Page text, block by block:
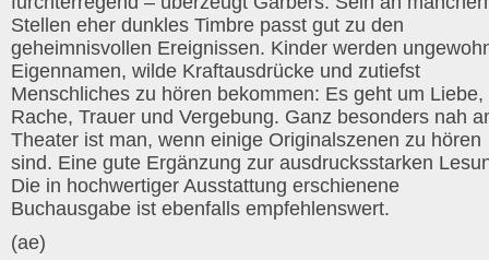
Stellen eher dunkles Timbre passt gut zu den
geheimnisvollen Ereignissen. Kinder werden
Eigennamen, wilde Kraftausdrücke und zutiefst
Menschliches zu hören bekommen: Es geht um Liebe,
Rache, Trauer und Vergebung. Ganz besonders nah
Theater ist man, wenn einige Originalszenen zu hören
sind. Eine gute Ergänzung zur ausdrucksstarken
Die in hochwertiger Ausstattung erschienene
Buchausgabe ist ebenfalls empfehlenswert.
(ae)